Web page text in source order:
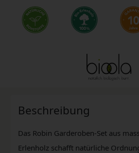
Beschreibung
Das Robin Garderoben-Set aus
Erlenholz schafft natürliche